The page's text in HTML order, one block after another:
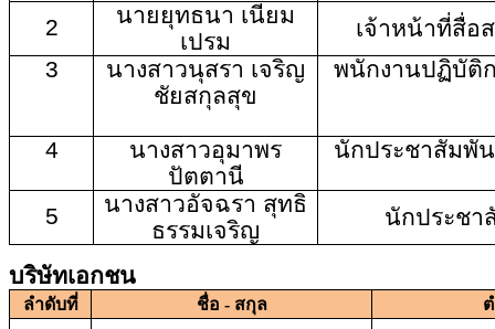
2
นายยุทธนา เนียม
เปรม
เจ้าหน้าที่สื่อ
3
นางสาวนุสรา เจริญ
ชัยสกุลสุข
พนักงานปฏิบัติ
4
นางสาวอุมาพร
ปัตตานี
นักประชาสัมพั
5
นางสาวอัจฉรา สุทธิ
ธรรมเจริญ
นักประชา
บริษัทเอกชน
ลำดับที่ ชื่อ - สกุล